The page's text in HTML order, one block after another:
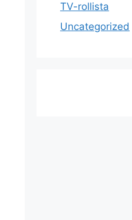
TV-rollista
Uncategorized